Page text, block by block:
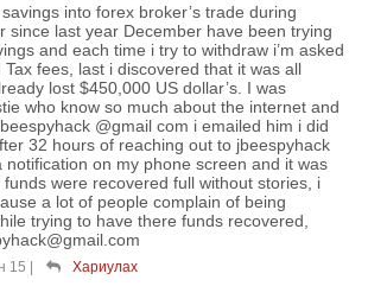
into forex broker’s trade during
since last year December have been trying
and each time i try to withdraw i’m asked
fees, last i discovered that it was all
lost $450,000 US dollar’s. I was
who know so much about the internet and
@gmail com i emailed him i did
32 hours of reaching out to jbeespyhack
notification on my phone screen and it was
were recovered full without stories, i
a lot of people complain of being
trying to have there funds recovered,
15 | Хариулах